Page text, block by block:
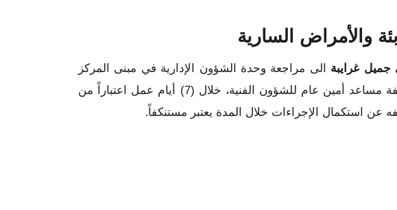
والأمراض السارية
جميل غرايبة الى مراجعة وحدة الشؤون الإدارية في مبنى المركز
الكائن في جبل عمان- بالقرب من السفارة الكندية، وذلك لاستكمال إجراءات التعيين في وظيفة مساعد أمين عام للشؤون الفنية، خلال (7) أيام عمل اعتباراً من
.